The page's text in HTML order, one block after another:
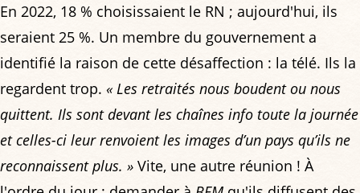
En 2022, 18 % choisissaient le RN ; aujourd'hui, ils
seraient 25 %. Un membre du gouvernement a
identifié la raison de cette désaffection : la télé. Ils la
regardent trop. « Les retraités nous boudent ou nous
quittent. Ils sont devant les chaînes info toute la journée
et celles-ci leur renvoient les images d’un pays qu’ils ne
reconnaissent plus. » Vite, une autre réunion ! À